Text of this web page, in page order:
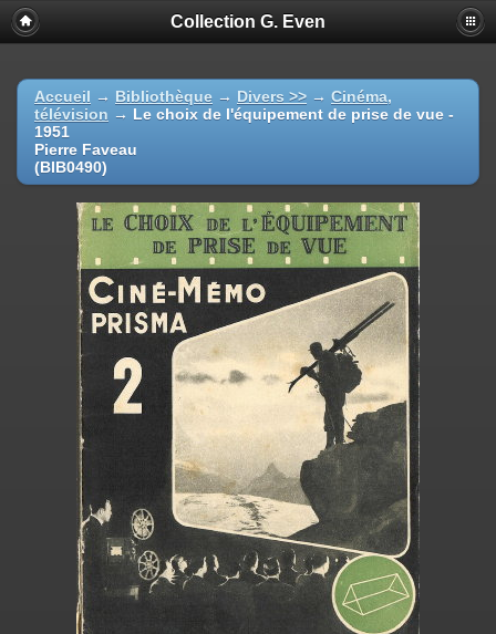
Collection G. Even
Accueil → Bibliothèque → Divers >> → Cinéma,
télévision → Le choix de l'équipement de prise de vue -
1951
Pierre Faveau
(BIB0490)